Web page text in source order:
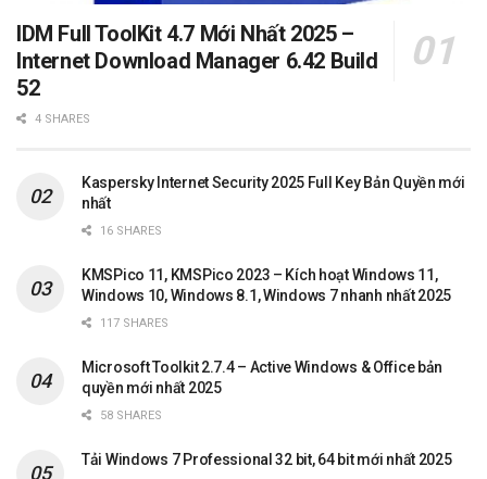
IDM Full ToolKit 4.7 Mới Nhất 2025 –
Internet Download Manager 6.42 Build
52
4 SHARES
Kaspersky Internet Security 2025 Full Key Bản Quyền mới
nhất
16 SHARES
KMSPico 11, KMSPico 2023 – Kích hoạt Windows 11,
Windows 10, Windows 8.1, Windows 7 nhanh nhất 2025
117 SHARES
Microsoft Toolkit 2.7.4 – Active Windows & Office bản
quyền mới nhất 2025
58 SHARES
Tải Windows 7 Professional 32 bit, 64 bit mới nhất 2025